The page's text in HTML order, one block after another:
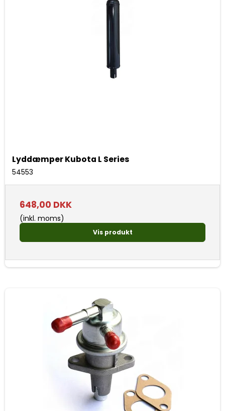
Lyddæmper Kubota L Series
54553
648,00 DKK
(inkl. moms)
Vis produkt